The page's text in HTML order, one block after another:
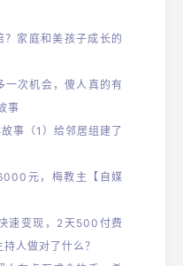
家庭和美孩子成长的
一次机会，傻人真的有
事
事（1）给邻居组建了
元，梅教主【自媒
速变现，2天500付费
人做对了什么？